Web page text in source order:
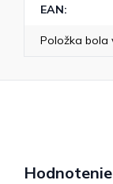
EAN:
Položka bola